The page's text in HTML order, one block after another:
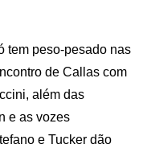
tem peso-pesado nas
de Callas com
além das
e as vozes
e Tucker dão